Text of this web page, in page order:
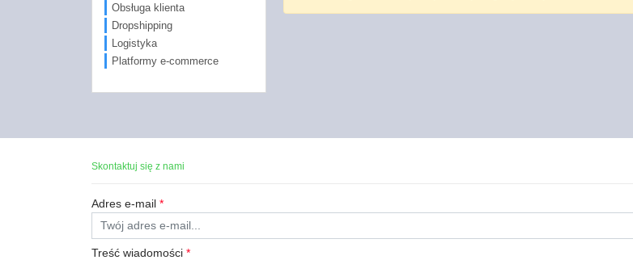
Obsługa klienta
Dropshipping
Logistyka
Platformy e-commerce
Skontaktuj się z nami
Adres e-mail *
Treść wiadomości *